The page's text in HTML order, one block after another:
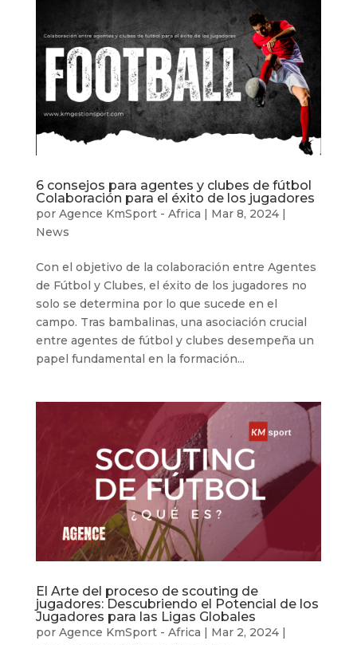
6 consejos para agentes y clubes de fútbol
Colaboración para el éxito de los jugadores
por Agence KmSport - Africa | Mar 8, 2024|
News
Con el objetivo de la colaboración entre Agentes
de Fútbol y Clubes, el éxito de los jugadores no
solo se determina por lo que sucede en el
campo. Tras bambalinas, una asociación crucial
entre agentes de fútbol y clubes desempeña un
papel fundamental en la formación...
El Arte del proceso de scouting de
jugadores: Descubriendo el Potencial de los
Jugadores para las Ligas Globales
por Agence KmSport - Africa Mar 2, 2024|